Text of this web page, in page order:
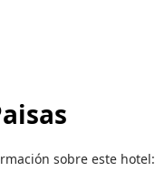
sobre este hotel: